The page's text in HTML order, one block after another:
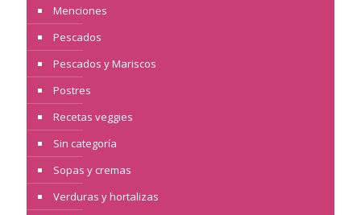
Menciones
Pescados
Pescados y Mariscos
Postres
Recetas veggies
Sin categoría
Sopas y cremas
Verduras y hortalizas